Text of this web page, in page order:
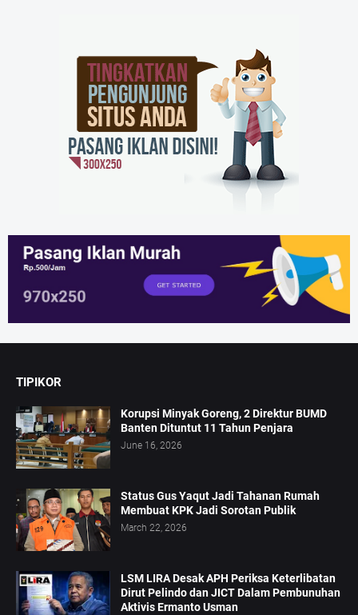
TIPIKOR
Korupsi Minyak Goreng, 2 Direktur BUMD
Banten Dituntut 11 Tahun Penjara
June 16, 2026
Status Gus Yaqut Jadi Tahanan Rumah
Membuat KPK Jadi Sorotan Publik
March 22, 2026
LSM LIRA Desak APH Periksa Keterlibatan
Dirut Pelindo dan JICT Dalam Pembunuhan
Aktivis Ermanto Usman